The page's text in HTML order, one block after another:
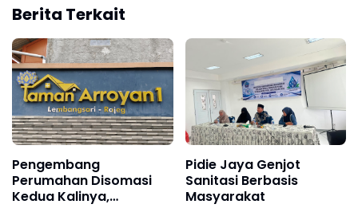
Berita Terkait
Pengembang
Perumahan Disomasi
Kedua Kalinya,
Pidie Jaya Genjot
Sanitasi Berbasis
Masyarakat